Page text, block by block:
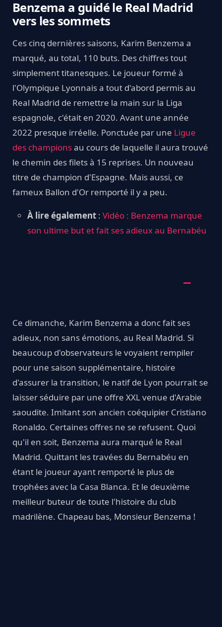
Benzema a guidé le Real Madrid
vers les sommets
Ces cinq dernières saisons, Karim Benzema a
marqué, au total, 110 buts. Des chiffres tout
simplement titanesques. Le joueur formé à
l'Olympique Lyonnais a tout d'abord permis au
Real Madrid de remettre la main sur la Liga
espagnole, c'était en 2020. Avant une année
2022 presque irréelle. Ponctuée par une Ligue
des championsau cours de laquelle il aura trouvé
le chemin des filets à 15 reprises. Un nouveau
titre de champion d'Espagne. Mais aussi, ce
fameux Ballon d'Or remporté il y a peu.
À lire également : Vidéo : Benzema marque
son ultime but et fait ses adieux au Bernabéu
Ce dimanche, Karim Benzema a donc fait ses
adieux, non sans émotions, au Real Madrid. Si
beaucoup d'observateurs le voyaient rempiler
pour une saison supplémentaire, histoire
d'assurer la transition, le natif de Lyon pourrait se
laisser séduire par une offre XXL venue d'Arabie
saoudite. Imitant son ancien coéquipier Cristiano
Ronaldo. Certaines offres ne se refusent. Quoi
qu'il en soit, Benzema aura marqué le Real
Madrid. Quittant les travées du Bernabéu en
étant le joueur ayant remporté le plus de
trophées avec la Casa Blanca. Et le deuxième
meilleur buteur de toute l'histoire du club
madrilène. Chapeau bas, Monsieur Benzema !